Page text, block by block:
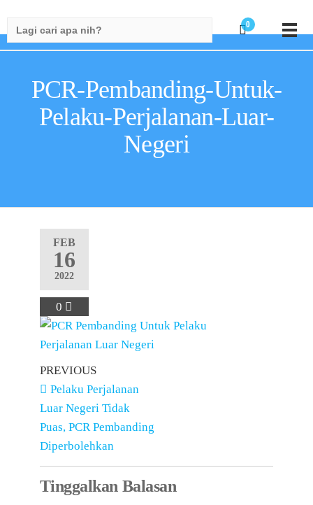
for:
0
PCR-Pembanding-Untuk-
Pelaku-Perjalanan-Luar-
Negeri
FEB
16
2022
0
PREVIOUS
Pelaku Perjalanan
Luar Negeri Tidak
Puas, PCR Pembanding
Diperbolehkan
Tinggalkan Balasan